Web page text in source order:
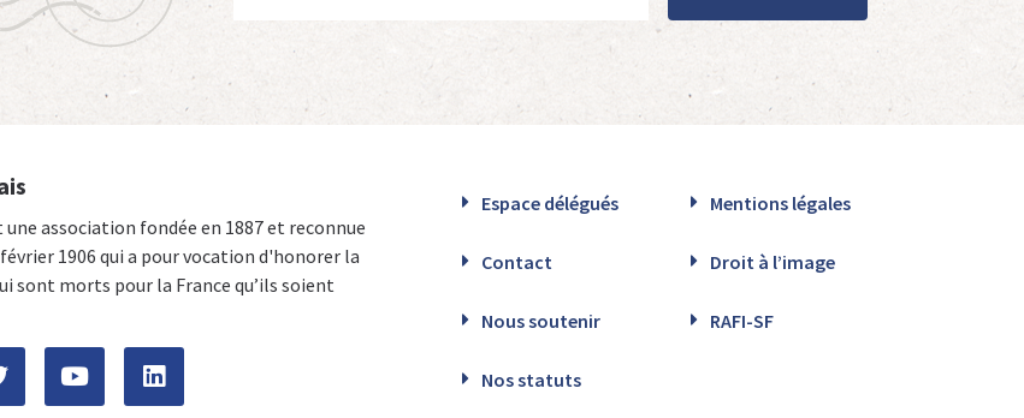
une association fondée en 1887 et reconnue
1906 qui a pour vocation d'honorer la
sont morts pour la France qu’ils soient
Espace délégués Mentions légales
Contact Droit à l’image
Nous soutenir RAFI-SF
Nos statuts